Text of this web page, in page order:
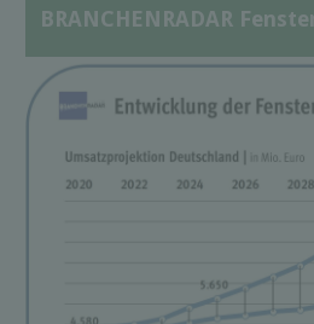
BRANCHENRADAR